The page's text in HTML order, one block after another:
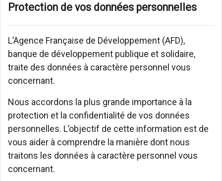
Protection de vos données personnelles
L’Agence Française de Développement (AFD),
banque de développement publique et solidaire,
traite des données à caractère personnel vous
concernant.
Nous accordons la plus grande importance à la
protection et la confidentialité de vos données
personnelles. L’objectif de cette information est de
vous aider à comprendre la manière dont nous
traitons les données à caractère personnel vous
concernant.